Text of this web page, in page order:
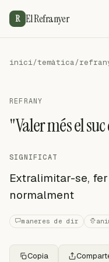
R El Refranyer
inici/temàtica/
REFRANY
"Valer més el
SIGNIFICAT
Extralimitar-se,
normalment
maneres de dir
Copia